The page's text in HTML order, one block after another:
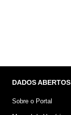
DADOS ABERTOS
Sobre o Portal